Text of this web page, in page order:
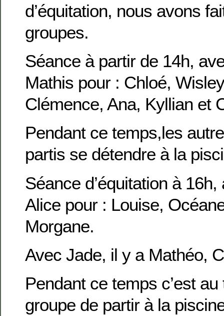
d’équitation, nous avons
groupes.
Séance à partir de 14h,
Mathis pour : Chloé,
Clémence, Ana, Kyllian et
Pendant ce temps,les
partis se détendre à la
Séance d’équitation à
Alice pour : Louise,
Morgane.
Avec Jade, il y a Mathéo,
Pendant ce temps c’est au
groupe de partir à la